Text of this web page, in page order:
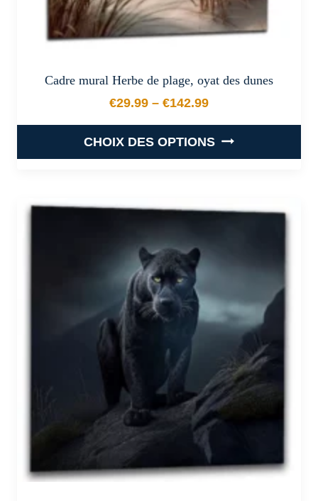
produit
Cadre mural Herbe de plage, oyat des dunes
€29.99 – €142.99
Plage de prix : €29.99 à
CHOIX DES OPTIONS
a
variations.
Les
options
peuvent
être
sur
la
page